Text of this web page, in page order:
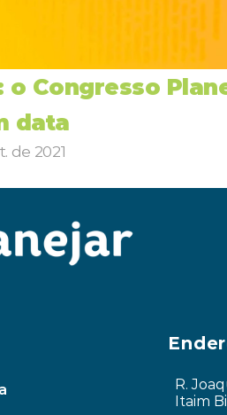
Congresso
data
de 2021
R.
Itaim